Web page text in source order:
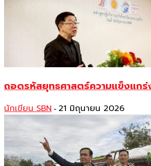
ถอดรหัสยุทธศาสตร์ความแข็งแก
นักเขียน SBN - 21 มิถุนายน 2026